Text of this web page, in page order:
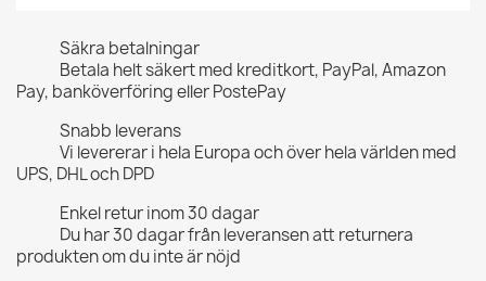
Säkra betalningar
Betala helt säkert med kreditkort, PayPal, Amazon
Pay, banköverföring eller PostePay
Snabb leverans
Vi levererar i hela Europa och över hela världen med
UPS, DHL och DPD
Enkel retur inom 30 dagar
Du har 30 dagar från leveransen att returnera
produkten om du inte är nöjd